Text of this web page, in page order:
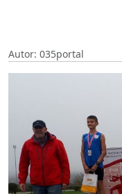
Autor: 035portal